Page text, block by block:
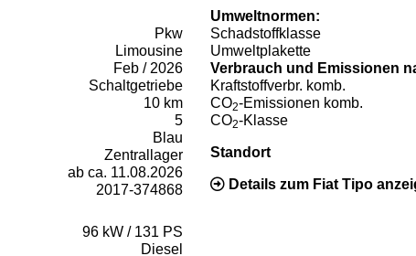
Pkw
Limousine
Feb / 2026
Schaltgetriebe
10 km
5
Blau
Zentrallager
ab ca. 11.08.2026
2017-374868
96 kW / 131 PS
Diesel
Umweltnormen:
Schadstoffklasse
Umweltplakette
Verbrauch und Emissionen
Kraftstoffverbr. komb.
CO2-Emissionen komb.
CO2-Klasse
Standort
Details zum Fiat Tipo